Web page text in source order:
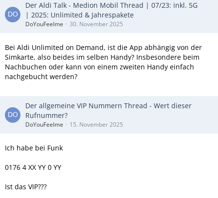
Der Aldi Talk - Medion Mobil Thread | 07/23: inkl. 5G
| 2025: Unlimited & Jahrespakete
DoYouFeelme 30. November 2025
Bei Aldi Unlimited on Demand, ist die App abhängig von der
Simkarte, also beides im selben Handy? Insbesondere beim
Nachbuchen oder kann von einem zweiten Handy einfach
nachgebucht werden?
Der allgemeine VIP Nummern Thread - Wert dieser
Rufnummer?
DoYouFeelme 15. November 2025
Ich habe bei Funk
0176 4 XX YY 0 YY
Ist das VIP???